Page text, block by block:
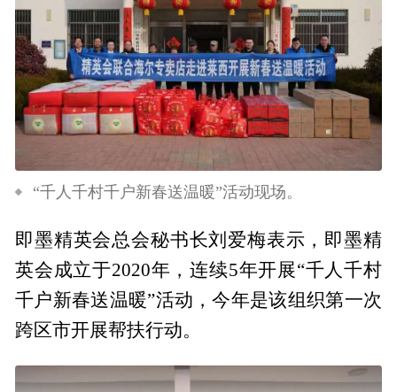
“千人千村千户新春送温暖”活动现场。
即墨精英会总会秘书长刘爱梅表示，即墨精
英会成立于2020年，连续5年开展“千人千村
千户新春送温暖”活动，今年是该组织第一次
跨区市开展帮扶行动。